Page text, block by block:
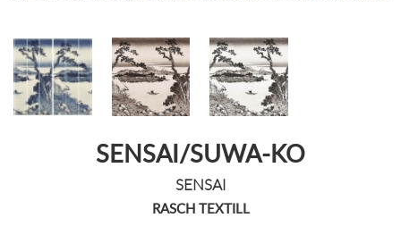
SENSAI/SUWA-KO
SENSAI
RASCH TEXTILL